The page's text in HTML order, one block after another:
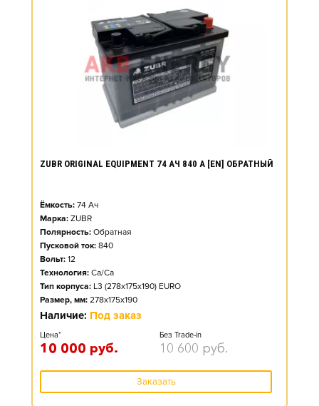
ZUBR ORIGINAL EQUIPMENT 74 АЧ 840 А [EN] ОБРАТНЫЙ
Ёмкость: 74 Ач
Марка: ZUBR
Полярность: Обратная
Пусковой ток: 840
Вольт: 12
Технология: Ca/Ca
Тип корпуса: L3 (278x175x190) EURO
Размер, мм: 278x175x190
Наличие: Под заказ
Цена*
10 000 руб.
Без Trade-in
10 600 руб.
Заказать